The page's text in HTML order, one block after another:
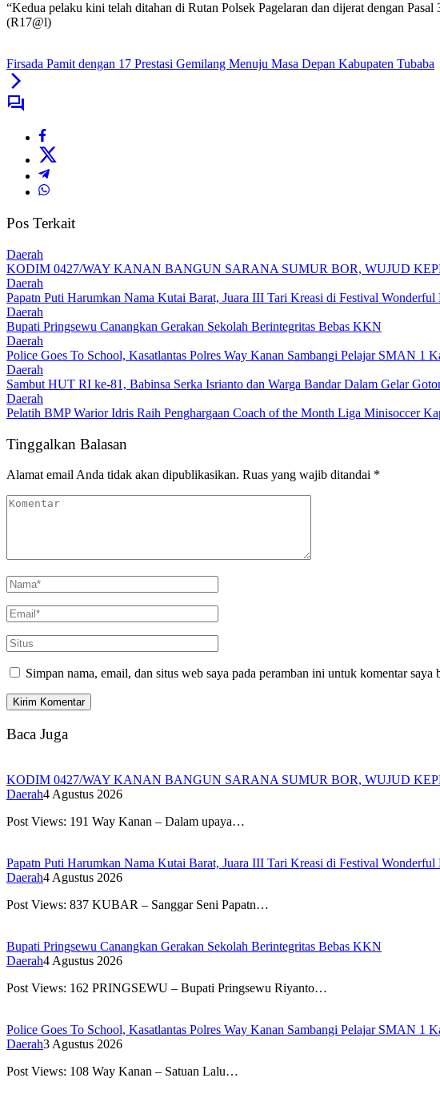
“Kedua pelaku kini telah ditahan di Rutan Polsek Pagelaran dan dijerat dengan
(R17@l)
Firsada Pamit dengan 17 Prestasi Gemilang Menuju Masa Depan Kabupaten Tubaba
Pos Terkait
Daerah
KODIM 0427/WAY KANAN BANGUN SARANA SUMUR BOR, WUJUD
Daerah
Papatn Puti Harumkan Nama Kutai Barat, Juara III Tari Kreasi di Festival Wonderful
Daerah
Bupati Pringsewu Canangkan Gerakan Sekolah Berintegritas Bebas KKN
Daerah
Police Goes To School, Kasatlantas Polres Way Kanan Sambangi Pelajar SMAN 1
Daerah
Sambut HUT RI ke-81, Babinsa Serka Isrianto dan Warga Bandar Dalam Gelar
Daerah
Pelatih BMP Warior Idris Raih Penghargaan Coach of the Month Liga Minisoccer
Tinggalkan Balasan
Alamat email Anda tidak akan dipublikasikan. Ruas yang wajib ditandai *
Simpan nama, email, dan situs web saya pada peramban ini untuk komentar saya
Baca Juga
KODIM 0427/WAY KANAN BANGUN SARANA SUMUR BOR, WUJUD
Daerah4 Agustus 2026
Post Views: 191 Way Kanan – Dalam upaya…
Papatn Puti Harumkan Nama Kutai Barat, Juara III Tari Kreasi di Festival Wonderful
Daerah4 Agustus 2026
Post Views: 837 KUBAR – Sanggar Seni Papatn…
Bupati Pringsewu Canangkan Gerakan Sekolah Berintegritas Bebas KKN
Daerah4 Agustus 2026
Post Views: 162 PRINGSEWU – Bupati Pringsewu Riyanto…
Police Goes To School, Kasatlantas Polres Way Kanan Sambangi Pelajar SMAN 1
Daerah3 Agustus 2026
Post Views: 108 Way Kanan – Satuan Lalu…